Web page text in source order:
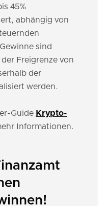
45%
abhängig von
sind
Freigrenze von
der
werden.
Guide Krypto-
Informationen.